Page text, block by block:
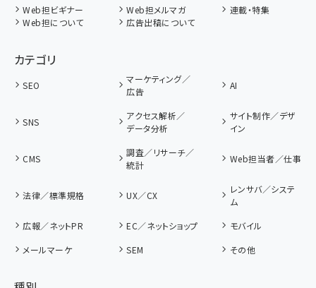
Web担ビギナー Web担メルマガ
連載・特集
Web担について
広告出稿について
カテゴリ
SEO
マーケティング／
広告
AI
SNS
アクセス解析／
データ分析
サイト制作／デザ
イン
CMS
調査／リサーチ／
統計
Web担当者／仕事
法律／標準規格 UX／CX
レンサバ／システ
ム
広報／ネットPR
EC／ネットショップ
モバイル
メールマーケ
SEM その他